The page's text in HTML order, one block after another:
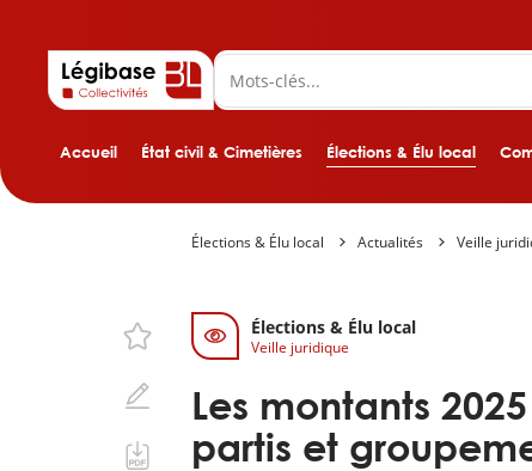
Accueil État civil & Cimetières Élections & Élu local
Élections & Élu local Actualités Veille
Élections & Élu local
Veille juridique
Les montants
partis et